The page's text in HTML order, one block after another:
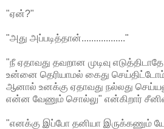
"ஏன்?"
"அது அப்படித்தான்.................."
"நீ ஏதாவது தவறான முடிவு
உன்னை தெரியாமல் கைது
ஆனால் உனக்கு ஏதாவது நல்லது
என்ன வேணும் சொல்லு" என்கிறார்
"எனக்கு இப்போ தனியா இருக்கணும்